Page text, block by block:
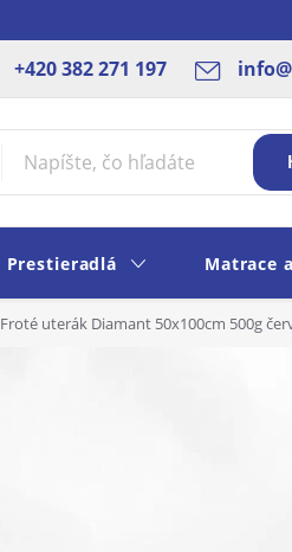
+420 382 271 197
Blog Rady a tipy Obchodné
Prestieradlá Matrace
Froté uterák Diamant 50x100cm 500g